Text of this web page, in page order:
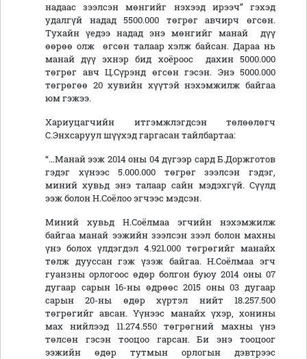
надаас зээлсэн мөнгийг нэхээд ирээч” гэхэд
удалгүй надад 5500.000 төгрөг авчирч өгсөн.
Тухайн үедээ надад энэ мөнгийг манай дүү
өөрөө олж өгсөн талаар хэлж байсан. Дараа нь
манай дүү эхнэр бид хоёроос дахин 5000.000
төгрөг авч Ц.Сүрэнд өгсөн гэсэн. Энэ 5000.000
төгрөгөө 20 хувийн хүүтэй нэхэмжилж байгаа
юм гэжээ.
Хариуцагчийн итгэмжлэгдсэн төлөөлөгч
С.Энхсаруул шүүхэд гаргасан тайлбартаа:
“…Манай ээж 2014 оны 04 дүгээр сард Б.Доржготов
гэдэг хүнээс 5.000.000 төгрөг зээлсэн гэдэг,
миний хувьд энэ талаар сайн мэдэхгүй. Сүүлд
ээж болон Н.Соёлоо эгчээс мэдсэн.
Миний хувьд Н.Соёлмаа эгчийн нэхэмжилж
байгаа манай ээжийн зээлсэн зээл болон махны
үнэ болох үлдэгдэл 4.921.000 төгрөгийг манайх
төлж дууссан гэж үзэж байгаа. Н.Соёлмаа эгч
гуанзны орлогоос өдөр болгон буюу 2014 оны 07
дугаар сарын 16-ны өдрөөс 2015 оны 03 дугаар
сарын 20-ны өдөр хүртэл нийт 18.257.500
төгрөгийг авсан. Үүнээс манайх үхэр, хонины
мах нийлээд 11.274.550 төгрөгний махны үнэ
төлсөн гэсэн тооцоо гарсан. Би энэ тооцоог
ээжийн өдөр тутмын орлогын дэвтрээс